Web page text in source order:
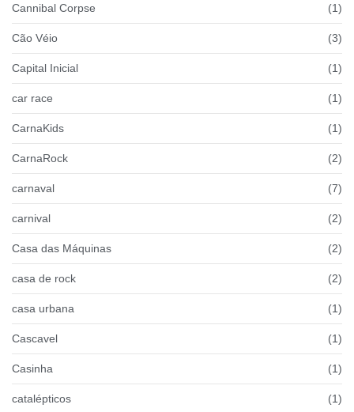
Cannibal Corpse (1)
Cão Véio (3)
Capital Inicial (1)
car race (1)
CarnaKids (1)
CarnaRock (2)
carnaval (7)
carnival (2)
Casa das Máquinas (2)
casa de rock (2)
casa urbana (1)
Cascavel (1)
Casinha (1)
catalépticos (1)